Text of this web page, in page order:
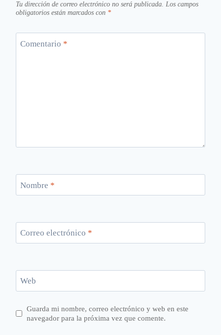
Tu dirección de correo electrónico no será publicada. Los campos
obligatorios están marcados con *
Comentario *
Nombre *
Correo electrónico *
Web
Guarda mi nombre, correo electrónico y web en este
navegador para la próxima vez que comente.